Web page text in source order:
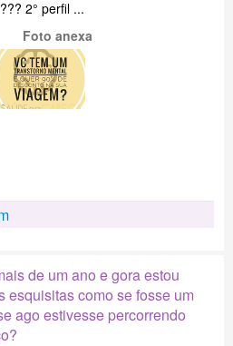
2° perfil ...
Foto anexa
de um ano e gora estou
esquisitas como se fosse um
ago estivesse percorrendo